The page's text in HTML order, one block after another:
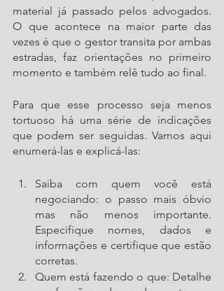
material já passado pelos advogados.
O que acontece na maior parte das
vezes é que o gestor transita por ambas
estradas, faz orientações no primeiro
momento e também relê tudo ao final.
Para que esse processo seja menos
tortuoso há uma série de indicações
que podem ser seguidas. Vamos aqui
enumerá-las e explicá-las:
Saiba com quem você está
negociando: o passo mais óbvio
mas não menos importante.
Especifique nomes, dados e
informações e certifique que estão
corretas.
Quem está fazendo o que: Detalhe